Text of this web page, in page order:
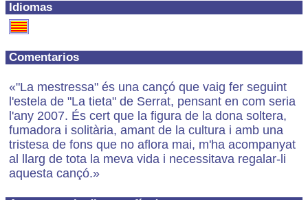
Idiomas
Comentarios
«"La mestressa" és una cançó que vaig fer seguint
l'estela de "La tieta" de Serrat, pensant en com seria
l'any 2007. És cert que la figura de la dona soltera,
fumadora i solitària, amant de la cultura i amb una
tristesa de fons que no aflora mai, m'ha acompanyat
al llarg de tota la meva vida i necessitava regalar-li
aquesta cançó.»